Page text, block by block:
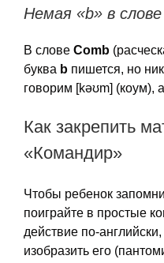
Немая «b» в
В слове Comb
буква b пишется, но
говорим [kəʊm] (коум),
Как закрепить
«Командир»
Чтобы ребенок
поиграйте в простые
действие по-
изобразить его